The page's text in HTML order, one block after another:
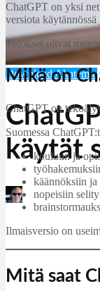
Download Akatemia
käytät
Martin
januar 8, 2026
ChatGPT on yksi
versiota
Tulokset olivat
Mikä on
ChatGPT on
Suomessa
kouluun ja
käännöksiin
nopeisiin
Ilmaisversio on
Mitä saat